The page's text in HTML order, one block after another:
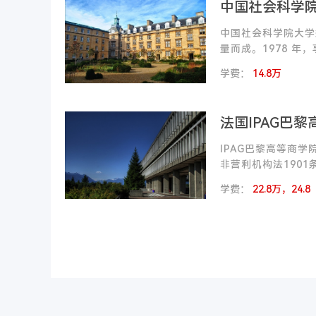
中国社会科学
中国社会科学院大
量而成。1978 年，
学费： 14.8万
法国IPAG巴黎
IPAG巴黎高等商
非营利机构法1901
学费： 22.8万，24.8